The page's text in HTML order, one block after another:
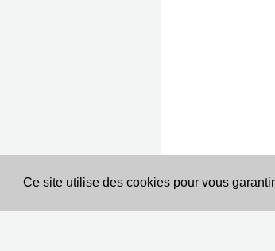
Ce site utilise des cookies pour vous